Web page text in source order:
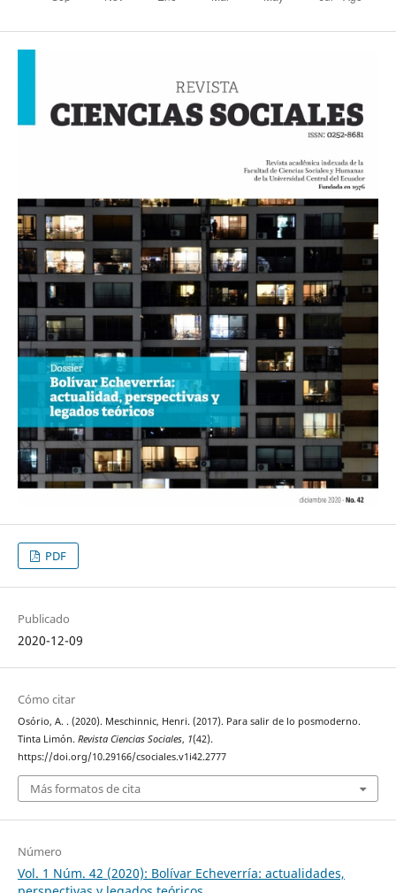
PDF
Publicado
2020-12-09
Cómo citar
Osório, A. . (2020). Meschinnic, Henri. (2017). Para salir de lo posmoderno.
Tinta Limón. Revista Ciencias Sociales, 1(42).
https://doi.org/10.29166/csociales.v1i42.2777
Más formatos de cita
Número
Vol. 1 Núm. 42 (2020): Bolívar Echeverría: actualidades,